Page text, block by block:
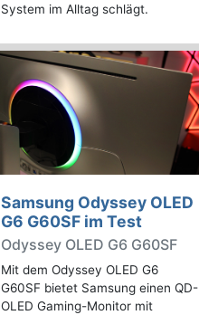
System im Alltag schlägt.
Samsung Odyssey OLED
G6 G60SF im Test
Odyssey OLED G6 G60SF
Mit dem Odyssey OLED G6
G60SF bietet Samsung einen QD-
OLED Gaming-Monitor mit